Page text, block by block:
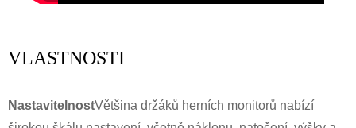
VLASTNOSTI
NastavitelnostVětšina držáků herních monitorů nabízí